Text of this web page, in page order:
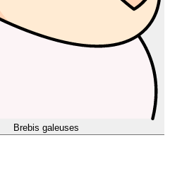
Brebis galeuses